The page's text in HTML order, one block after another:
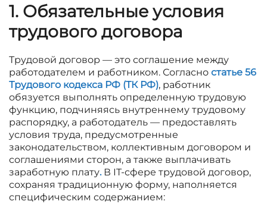
1. Обязательные условия
трудового договора
Трудовой договор — это соглашение между
работодателем и работником. Согласно статье 56
Трудового кодекса РФ (ТК РФ), работник
обязуется выполнять определенную трудовую
функцию, подчиняясь внутреннему трудовому
распорядку, а работодатель — предоставлять
условия труда, предусмотренные
законодательством, коллективным договором и
соглашениями сторон, а также выплачивать
заработную плату. В IT-сфере трудовой договор,
сохраняя традиционную форму, наполняется
специфическим содержанием: